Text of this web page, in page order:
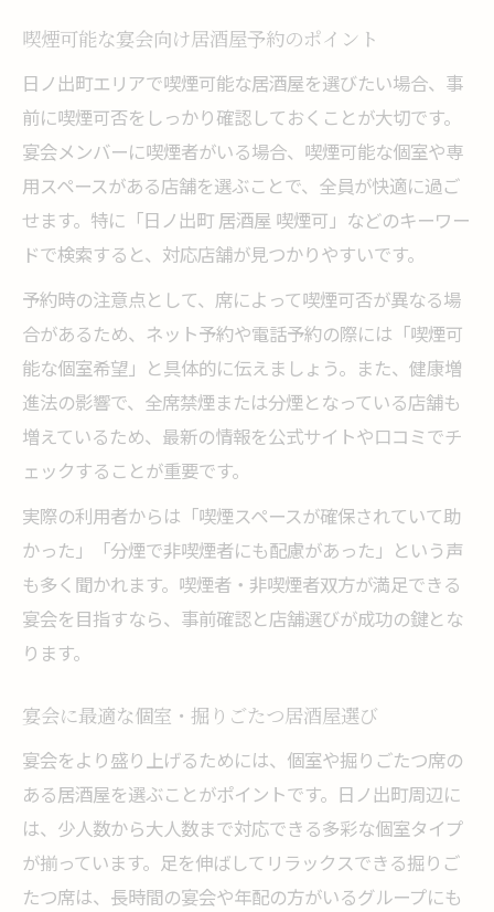
喫煙可能な宴会向け居酒屋予約のポイント
日ノ出町エリアで喫煙可能な居酒屋を選びたい場合、事
前に喫煙可否をしっかり確認しておくことが大切です。
宴会メンバーに喫煙者がいる場合、喫煙可能な個室や専
用スペースがある店舗を選ぶことで、全員が快適に過ご
せます。特に「日ノ出町 居酒屋 喫煙可」などのキーワー
ドで検索すると、対応店舗が見つかりやすいです。
予約時の注意点として、席によって喫煙可否が異なる場
合があるため、ネット予約や電話予約の際には「喫煙可
能な個室希望」と具体的に伝えましょう。また、健康増
進法の影響で、全席禁煙または分煙となっている店舗も
増えているため、最新の情報を公式サイトや口コミでチ
ェックすることが重要です。
実際の利用者からは「喫煙スペースが確保されていて助
かった」「分煙で非喫煙者にも配慮があった」という声
も多く聞かれます。喫煙者・非喫煙者双方が満足できる
宴会を目指すなら、事前確認と店舗選びが成功の鍵とな
ります。
宴会に最適な個室・掘りごたつ居酒屋選び
宴会をより盛り上げるためには、個室や掘りごたつ席の
ある居酒屋を選ぶことがポイントです。日ノ出町周辺に
は、少人数から大人数まで対応できる多彩な個室タイプ
が揃っています。足を伸ばしてリラックスできる掘りご
たつ席は、長時間の宴会や年配の方がいるグループにも